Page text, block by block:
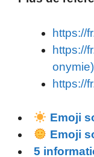
https://
https://
onymie)
https://
Emoji
Emoji
5